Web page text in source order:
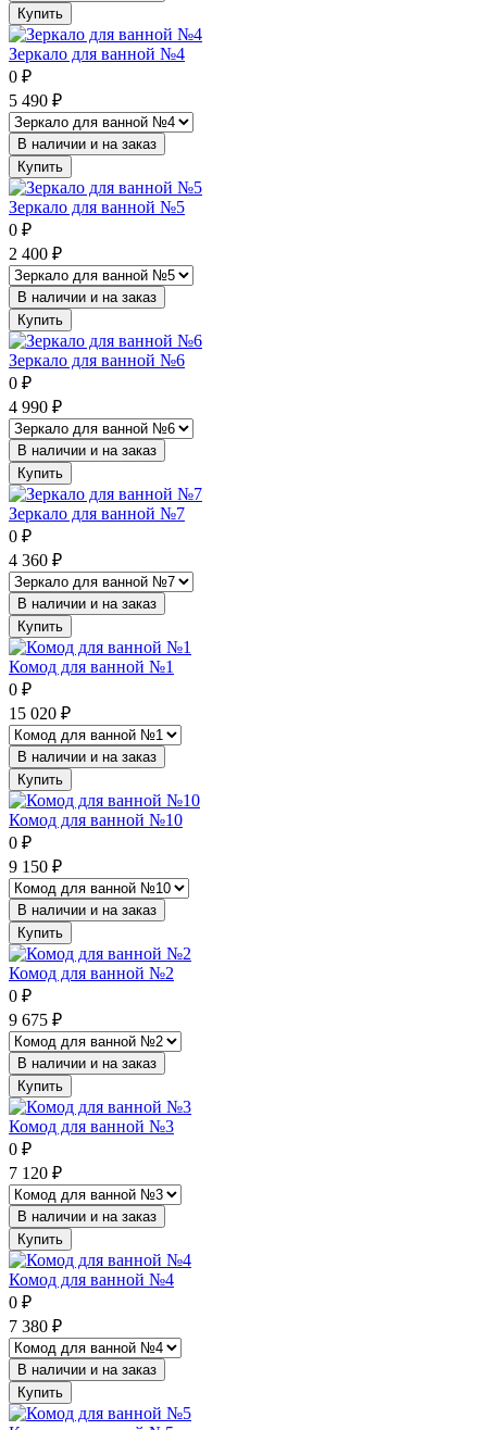
Купить
Зеркало для ванной №4
0 ₽
5 490 ₽
В наличии и на заказ
Купить
Зеркало для ванной №5
0 ₽
2 400 ₽
В наличии и на заказ
Купить
Зеркало для ванной №6
0 ₽
4 990 ₽
В наличии и на заказ
Купить
Зеркало для ванной №7
0 ₽
4 360 ₽
В наличии и на заказ
Купить
Комод для ванной №1
0 ₽
15 020 ₽
В наличии и на заказ
Купить
Комод для ванной №10
0 ₽
9 150 ₽
В наличии и на заказ
Купить
Комод для ванной №2
0 ₽
9 675 ₽
В наличии и на заказ
Купить
Комод для ванной №3
0 ₽
7 120 ₽
В наличии и на заказ
Купить
Комод для ванной №4
0 ₽
7 380 ₽
В наличии и на заказ
Купить